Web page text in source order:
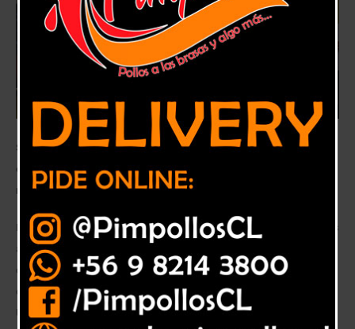
Se distinguió a veinte jóvenes de la zona por obtener rendimientos de
excelencia en la Prueba de Selección Universitaria, rendida en
noviembre pasado.
El Consejo de Rectores de las Universidades Chilenas, CRUCH, suscritas
al Sistema Único de Admisión, en ceremonia realizada en la Universidad
de Playa Ancha, premió a los estudiantes que obtuvieron resultados
destacados a nivel regional y nacional en la Prueba de Selección
Universitaria (PSU) 2018.